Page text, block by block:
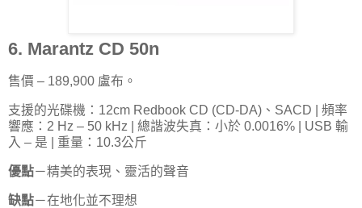
6. Marantz CD 50n
售價 – 189,900 盧布。
支援的光碟機：12cm Redbook CD (CD-DA)、SACD | 頻率
響應：2 Hz – 50 kHz | 總諧波失真：小於 0.0016% | USB 輸
入 – 是 | 重量：10.3公斤
優點－精美的表現、靈活的聲音
缺點－在地化並不理想